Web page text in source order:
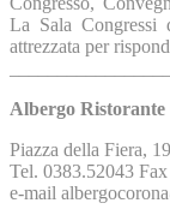
La Sala Congressi
attrezzata per
Albergo
Piazza della Fiera,
Tel. 0383.52043
e-mail